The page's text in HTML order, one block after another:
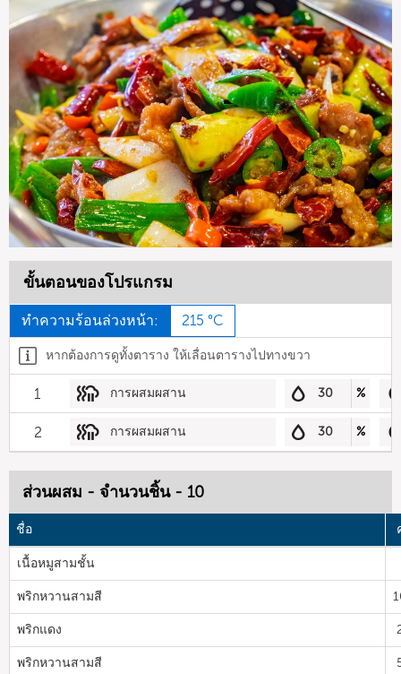
ขั้นตอนของโปรแกรม
ทำความร้อนล่วงหน้า: 215 °C
หากต้องการดูทั้งตาราง ให้เลื่อนตารางไปทางขวา
1 การผสมผสาน 30 %
2 การผสมผสาน 30 %
ส่วนผสม - จำนวนชิ้น - 10
ชื่อ
เนื้อหมูสามชั้น
พริกหวานสามสี
พริกแดง
พริกหวานสามสี